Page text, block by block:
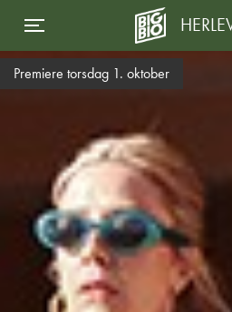
Toggle navigation
Premiere torsdag 1. oktober